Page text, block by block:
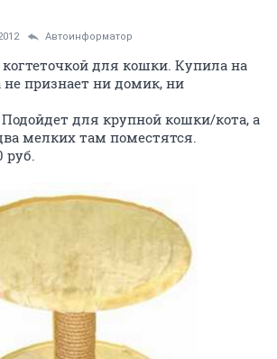
Автоинформатор
для кошки. Купила на
признает ни домик, ни
для крупной кошки/кота, а
мелких там поместятся.
руб.